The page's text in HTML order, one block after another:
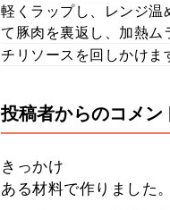
軽くラップし、レンジ温
て豚肉を裏返し、加熱ム
チリソースを回しかけま
投稿者からのコメン
きっかけ
ある材料で作りました。